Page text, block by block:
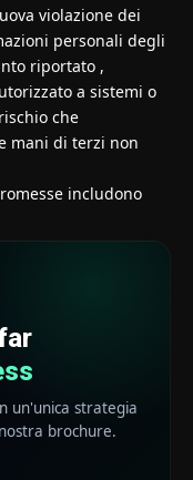
violazione dei
personali degli
riportato ,
a sistemi o
che
mani di terzi non
includono
un'unica strategia
brochure.